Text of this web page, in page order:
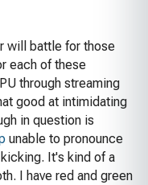
will battle for those
each of these
through streaming
good at intimidating
in question is
unable to pronounce
It's kind of a
I have red and green